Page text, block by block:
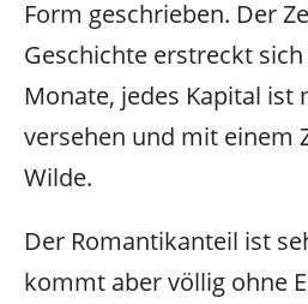
Form geschrieben. Der
Geschichte erstreckt
Monate, jedes Kapital ist
versehen und mit einem
Wilde.
Der Romantikanteil ist
kommt aber völlig ohne